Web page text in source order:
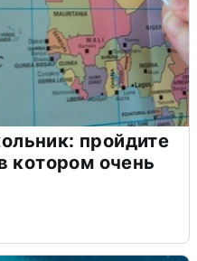
пройдите
котором очень